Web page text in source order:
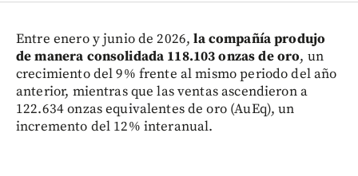
Entre enero y junio de 2026, la compañía produjo
de manera consolidada 118.103 onzas de oro, un
crecimiento del 9% frente al mismo periodo del año
anterior, mientras que las ventas ascendieron a
122.634 onzas equivalentes de oro (AuEq), un
incremento del 12% interanual.